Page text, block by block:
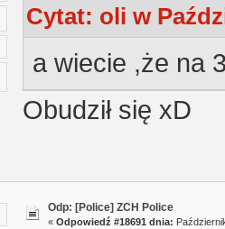
Cytat: oli w
a wiecie ,że na
Obudził się xD
Odp: [Police] ZCH Police
« Odpowiedź #18691 dnia: